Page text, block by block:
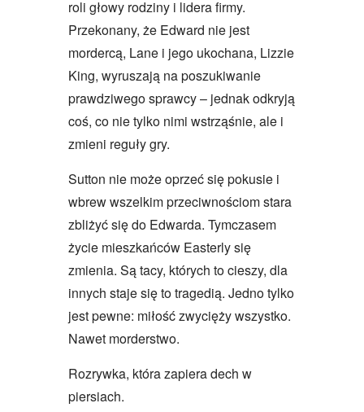
roli głowy rodziny i lidera firmy.
Przekonany, że Edward nie jest
mordercą, Lane i jego ukochana, Lizzie
King, wyruszają na poszukiwanie
prawdziwego sprawcy – jednak odkryją
coś, co nie tylko nimi wstrząśnie, ale i
zmieni reguły gry.
Sutton nie może oprzeć się pokusie i
wbrew wszelkim przeciwnościom stara
zbliżyć się do Edwarda. Tymczasem
życie mieszkańców Easterly się
zmienia. Są tacy, których to cieszy, dla
innych staje się to tragedią. Jedno tylko
jest pewne: miłość zwycięży wszystko.
Nawet morderstwo.
Rozrywka, która zapiera dech w
piersiach.